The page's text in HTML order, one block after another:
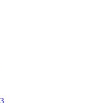
3